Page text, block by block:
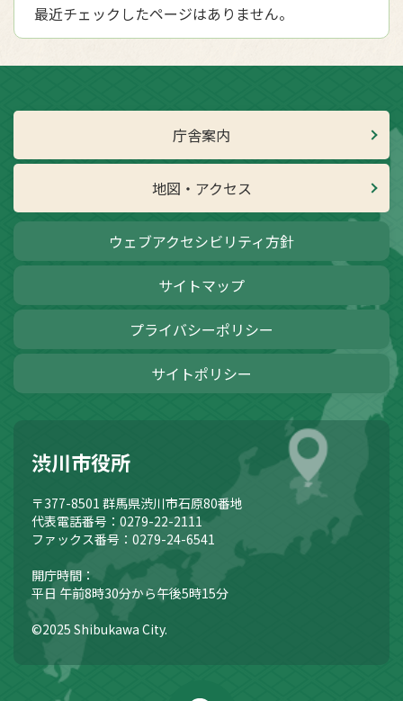
最近チェックしたページはありません。
庁舎案内
地図・アクセス
ウェブアクセシビリティ方針
サイトマップ
プライバシーポリシー
サイトポリシー
渋川市役所
〒377-8501 群馬県渋川市石原80番地
代表電話番号：0279-22-2111
ファックス番号：0279-24-6541
開庁時間：
平日 午前8時30分から午後5時15分
©2025 Shibukawa City.